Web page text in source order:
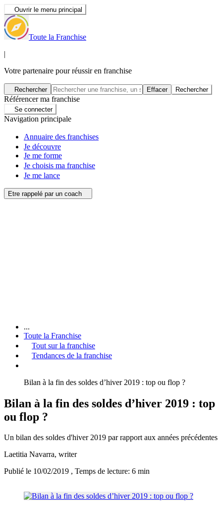
Ouvrir le menu principal
Toute la Franchise
|
Votre partenaire pour réussir en franchise
Rechercher Effacer Rechercher
Référencer ma franchise
Se connecter
Navigation principale
Annuaire des franchises
Je découvre
Je me forme
Je choisis ma franchise
Je me lance
Etre rappelé par un coach
...
Toute la Franchise
Tout sur la franchise
Tendances de la franchise
Bilan à la fin des soldes d’hiver 2019 : top ou flop ?
Bilan à la fin des soldes d’hiver 2019 : top
ou flop ?
Un bilan des soldes d'hiver 2019 par rapport aux années précédentes
Laetitia Navarra, writer
Publié le 10/02/2019 , Temps de lecture: 6 min